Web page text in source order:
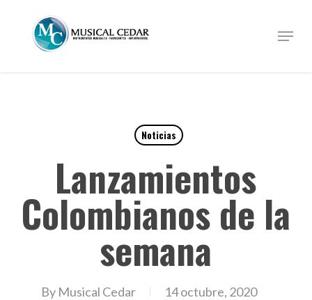
Menu
Noticias
Lanzamientos
Colombianos de la
semana
By Musical Cedar 14 octubre, 2020
Close